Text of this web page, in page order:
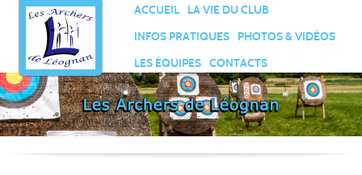
ACCUEIL
LA VIE DU CLUB
INFOS PRATIQUES
PHOTOS & VIDÉOS
LES ÉQUIPES
CONTACTS
Panneau de gestion des cookies